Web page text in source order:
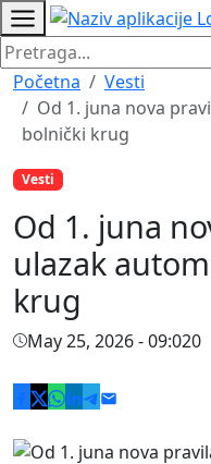
Početna
Vesti
Od 1. juna nova
bolnički krug
Vesti
Od 1. juna
ulazak
krug
May 25, 2026 - 09:020